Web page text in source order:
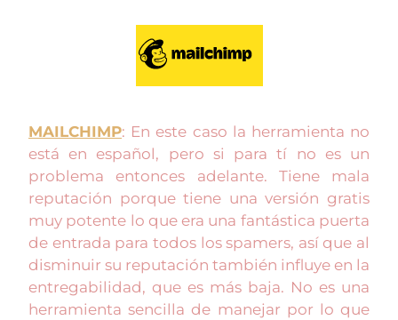
MAILCHIMP: En este caso la herramienta no
está en español, pero si para tí no es un
problema entonces adelante. Tiene mala
reputación porque tiene una versión gratis
muy potente lo que era una fantástica puerta
de entrada para todos los spamers, así que al
disminuir su reputación también influye en la
entregabilidad, que es más baja. No es una
herramienta sencilla de manejar por lo que